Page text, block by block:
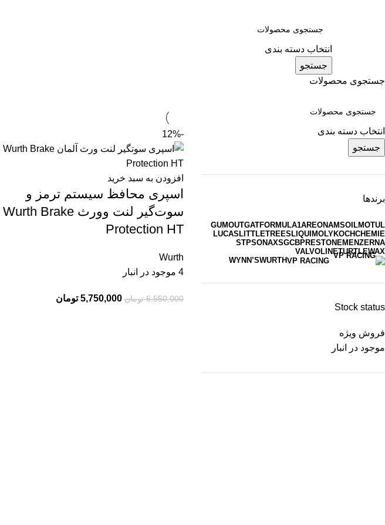
انتخاب دسته بندی
جستجو
جستجوی محصولات
انتخاب دسته بندی
جستجو
برندها
MOTUL
AMSOIL
AREON
FORMULA1
GAT
GUMOUT
KOCHCHEMIE
LIQUIMOLY
LITTLETREES
LUCAS
MENZERNA
PRESTONE
SGCB
SONAX
STP
TURTLEWAX
VALVOLINE
VP RACING
WURTH
WYNN’S
Stock status
فروش ویژه
موجود در انبار
-12%
افزودن به سبد خرید
اسپری محافظ سیستم ترمز و
سوت‌گیر لنت وورث Wurth Brake
Protection HT
Wurth
4 موجود در انبار
6,550,000 تومان 5,750,000 تومان